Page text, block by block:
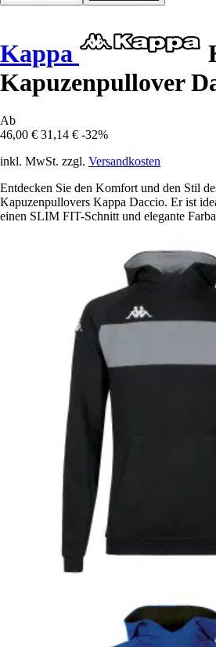
Kappa
Kapuzenpullover
Ab
46,00 € 31,14 € -32%
inkl. MwSt. zzgl. Versandkosten
Entdecken Sie den Komfort und den Stil
Kapuzenpullovers Kappa Daccio. Er ist
einen SLIM FIT-Schnitt und elegante